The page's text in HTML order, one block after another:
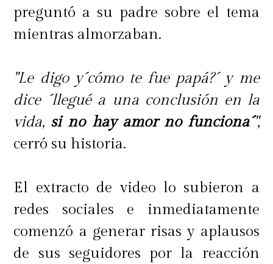
preguntó a su padre sobre el tema
mientras almorzaban.
"Le digo y´cómo te fue papá?´ y me
dice ´llegué a una conclusión en la
vida, si no hay amor no funciona´",
cerró su historia.
El extracto de video lo subieron a
redes sociales e inmediatamente
comenzó a generar risas y aplausos
de sus seguidores por la reacción